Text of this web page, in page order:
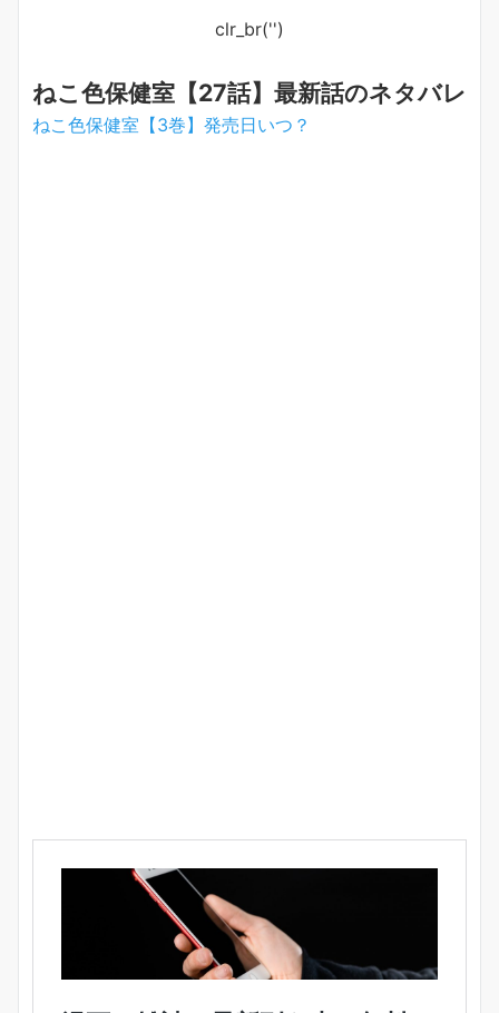
clr_br('')
ねこ色保健室【27話】最新話のネタバレ
ねこ色保健室【3巻】発売日いつ？